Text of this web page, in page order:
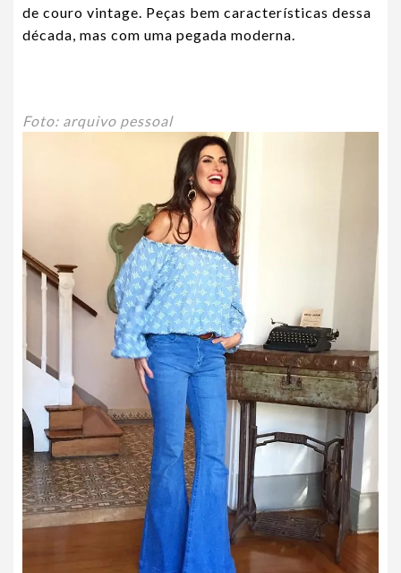
de couro vintage. Peças bem características dessa
década, mas com uma pegada moderna.
Foto: arquivo pessoal